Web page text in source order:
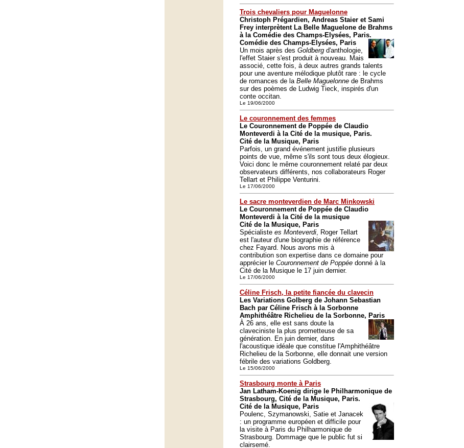
Trois chevaliers pour Maguelonne
Christoph Prégardien, Andreas Staier et Sami
Frey interprètent La Belle Maguelone de Brahms
à la Comédie des Champs-Elysées, Paris.
Comédie des Champs-Elysées, Paris
Un mois après des Goldberg d'anthologie,
l'effet Staier s'est produit à nouveau. Mais
associé, cette fois, à deux autres grands talents
pour une aventure mélodique plutôt rare : le cycle
de romances de la Belle Maguelonne de Brahms
sur des poèmes de Ludwig Tieck, inspirés d'un
conte occitan.
Le 19/06/2000
Le couronnement des femmes
Le Couronnement de Poppée de Claudio
Monteverdi à la Cité de la musique, Paris.
Cité de la Musique, Paris
Parfois, un grand événement justifie plusieurs
points de vue, même s'ils sont tous deux élogieux.
Voici donc le même couronnement relaté par deux
observateurs différents, nos collaborateurs Roger
Tellart et Philippe Venturini.
Le 17/06/2000
Le sacre monteverdien de Marc Minkowski
Le Couronnement de Poppée de Claudio
Monteverdi à la Cité de la musique
Cité de la Musique, Paris
Spécialiste es Monteverdi, Roger Tellart
est l'auteur d'une biographie de référence
chez Fayard. Nous avons mis à
contribution son expertise dans ce domaine pour
apprécier le Couronnement de Poppée donné à la
Cité de la Musique le 17 juin dernier.
Le 17/06/2000
Céline Frisch, la petite fiancée du clavecin
Les Variations Golberg de Johann Sebastian
Bach par Céline Frisch à la Sorbonne
Amphithéâtre Richelieu de la Sorbonne, Paris
À 26 ans, elle est sans doute la
claveciniste la plus prometteuse de sa
génération. En juin dernier, dans
l'acoustique idéale que constitue l'Amphithéâtre
Richelieu de la Sorbonne, elle donnait une version
fébrile des variations Goldberg.
Le 15/06/2000
Strasbourg monte à Paris
Jan Latham-Koenig dirige le Philharmonique de
Strasbourg, Cité de la Musique, Paris.
Cité de la Musique, Paris
Poulenc, Szymanowski, Satie et Janacek
: un programme européen et difficile pour
la visite à Paris du Philharmonique de
Strasbourg. Dommage que le public fut si
clairsemé.